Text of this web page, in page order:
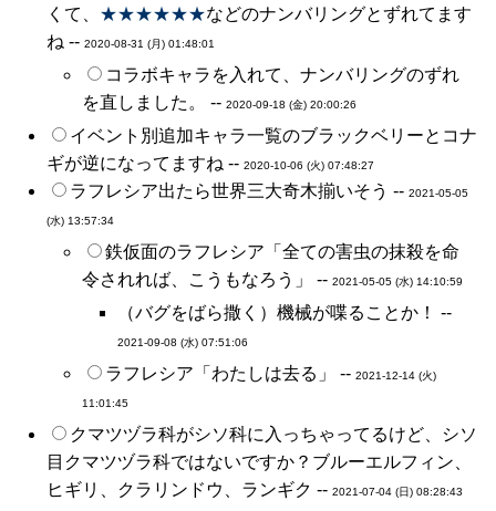
くて、 ★★★★★★などのナンバリングとずれてます
ね -- 2020-08-31 (月) 01:48:01
コラボキャラを入れて、ナンバリングのずれ
を直しました。 -- 2020-09-18 (金) 20:00:26
イベント別追加キャラ一覧のブラックベリーとコナ
ギが逆になってますね -- 2020-10-06 (火) 07:48:27
ラフレシア出たら世界三大奇木揃いそう -- 2021-05-05
(水) 13:57:34
鉄仮面のラフレシア「全ての害虫の抹殺を命
令されれば、こうもなろう」 -- 2021-05-05 (水) 14:10:59
（バグをばら撒く）機械が喋ることか！ --
2021-09-08 (水) 07:51:06
ラフレシア「わたしは去る」 -- 2021-12-14 (火)
11:01:45
クマツヅラ科がシソ科に入っちゃってるけど、シソ
目クマツヅラ科ではないですか？ブルーエルフィン、
ヒギリ、クラリンドウ、ランギク -- 2021-07-04 (日) 08:28:43